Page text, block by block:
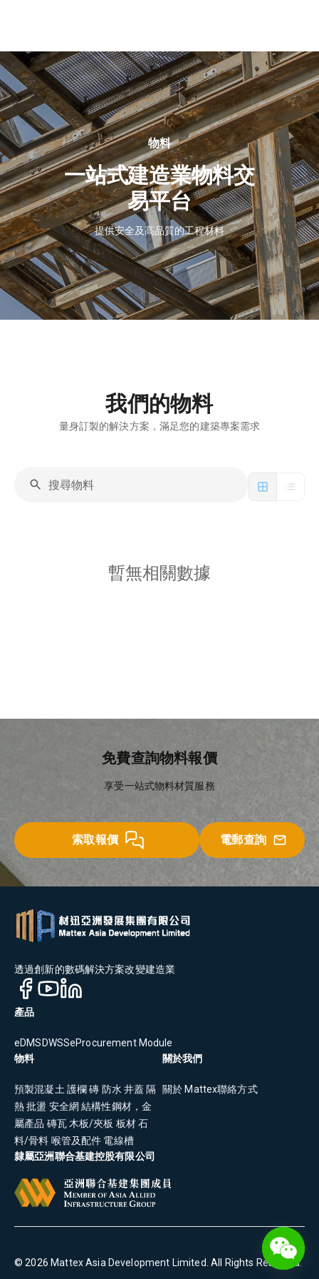
們
物料
一站式建造業物料交
易平台
提供安全及高品質的工程材料
我們的物料
量身訂製的解決方案，滿足您的建築專案需求
暫無相關數據
免費查詢物料報價
享受一站式物料材質服務
索取報價 電郵查詢
透過創新的數碼解決方案改變建造業
產品
eDMS DWSSeProcurement Module
物料
預製混凝土 護欄磚 防水 井蓋 隔
熱 批盪 安全網 結構性鋼材，金
屬產品 磚瓦 木板/夾板 板材石
料/骨料 喉管及配件 電線槽
關於我們
關於 Mattex聯絡方式
隸屬亞洲聯合基建控股有限公司
©2026 Mattex Asia Development Limited . All Rights Reserved.